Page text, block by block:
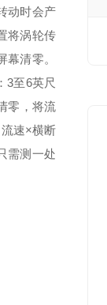
动时会产
将涡轮传
清零。
3至6英尺
零，将流
速×横断
需测一处